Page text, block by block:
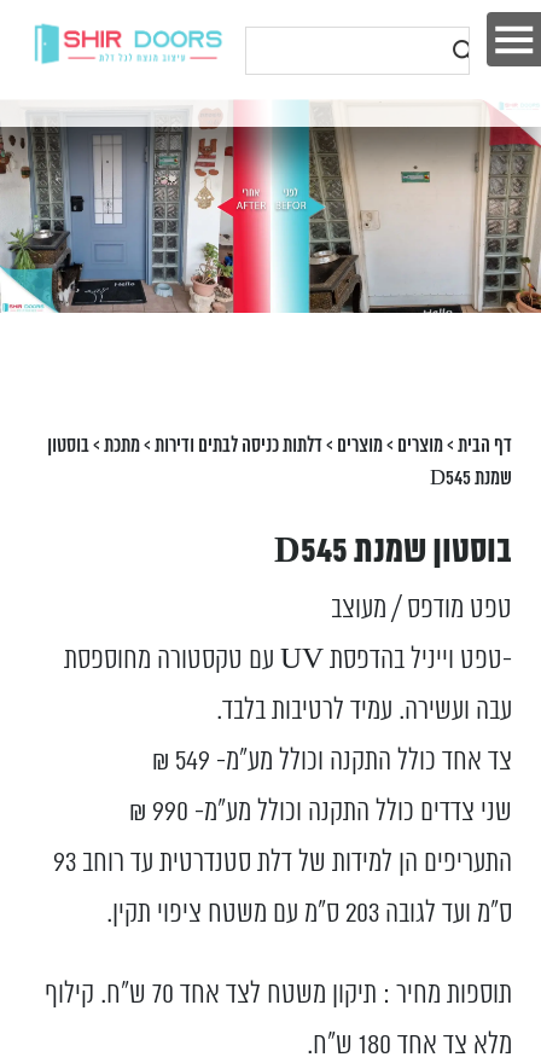
דף הבית>מוצרים >מוצרים >דלתות כניסה לבתים ודירות>מתכת>בוסטון
שמנת D545
בוסטון שמנת D545
טפט מודפס / מעוצב
-טפט וייניל בהדפסת UV עם טקסטורה מחוספסת
עבה ועשירה. עמיד לרטיבות בלבד.
צד אחד כולל התקנה וכולל מע”מ- 549 ₪
שני צדדים כולל התקנה וכולל מע”מ- 990 ₪
התעריפים הן למידות של דלת סטנדרטית עד רוחב 93
ס”מ ועד לגובה 203 ס”מ עם משטח ציפוי תקין.
תוספות מחיר : תיקון משטח לצד אחד 70 ש"ח. קילוף
מלא צד אחד 180 ש"ח.